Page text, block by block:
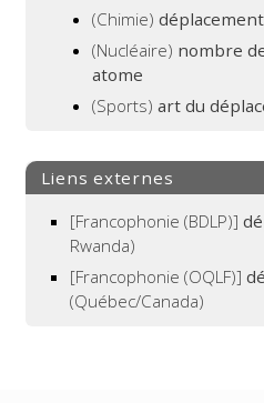
(Chimie)
(Nucléaire) nombre
atome
(Sports)art du
Liens externes
[Francophonie (BDLP)]
Rwanda)
[Francophonie (OQLF)]
(Québec/Canada)